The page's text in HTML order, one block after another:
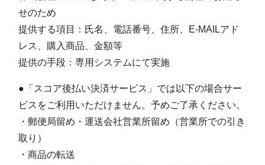
せのため
提供する項目：氏名、電話番号、住所、E‐MAILアド
レス、購入商品、金額等
提供の手段：専用システムにて実施
●「スコア後払い決済サービス」では以下の場合サー
ビスをご利用いただけません。予めご了承ください。
・郵便局留め・運送会社営業所留め（営業所での引き
取り）
・商品の転送